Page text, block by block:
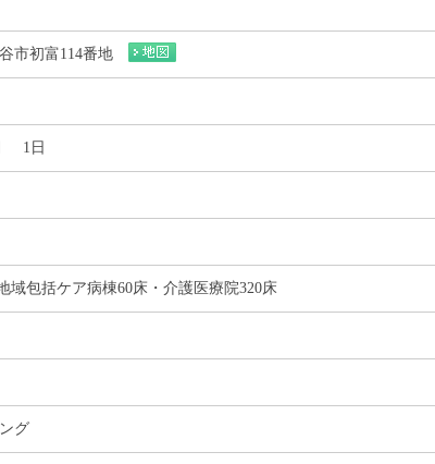
市初富114番地
1日
包括ケア病棟60床・介護医療院320床
グ